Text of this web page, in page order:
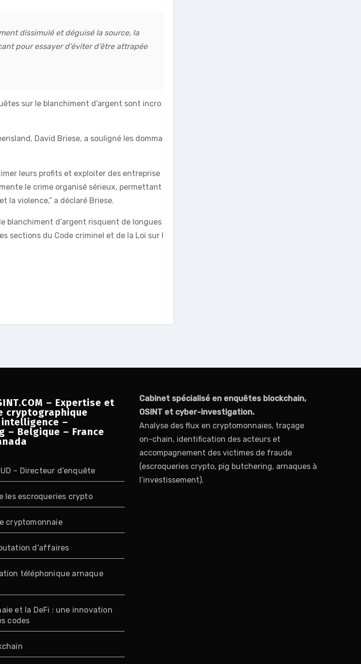
dissimulé et déguisé la source, la
pour essayer d’éviter d’être attrapée
sur le blanchiment d’argent sont incro
David Briese, a souligné les domma
leurs profits et exploiter des entreprise
le crime organisé sérieux, permettant
la violence,” a déclaré Briese.
blanchiment d’argent risquent de longues
sections du Code criminel et de la Loi sur l
– Expertise et
cryptographique
–
– Belgique – France
– Directeur d’enquête
les escroqueries crypto
cryptomonnaie
d’affaires
téléphonique arnaque
et la DeFi : une innovation
codes
Cabinet spécialisé en enquêtes blockchain,
OSINT et cyber-investigation.
Analyse des flux en cryptomonnaies, traçage
on-chain, identification des acteurs et
accompagnement des victimes de fraude
(escroqueries crypto, pig butchering, arnaques à
l’investissement).